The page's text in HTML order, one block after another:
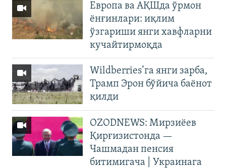
Европа ва АҚШда ўрмон
ёнғинлари: иқлим
ўзгариши янги хавфларни
кучайтирмоқда
Wildberries’га янги зарба,
Трамп Эрон бўйича баёнот
қилди
OZODNEWS: Мирзиёев
Қирғизистонда —
Чашмадан пенсия
битимигача | Украинага